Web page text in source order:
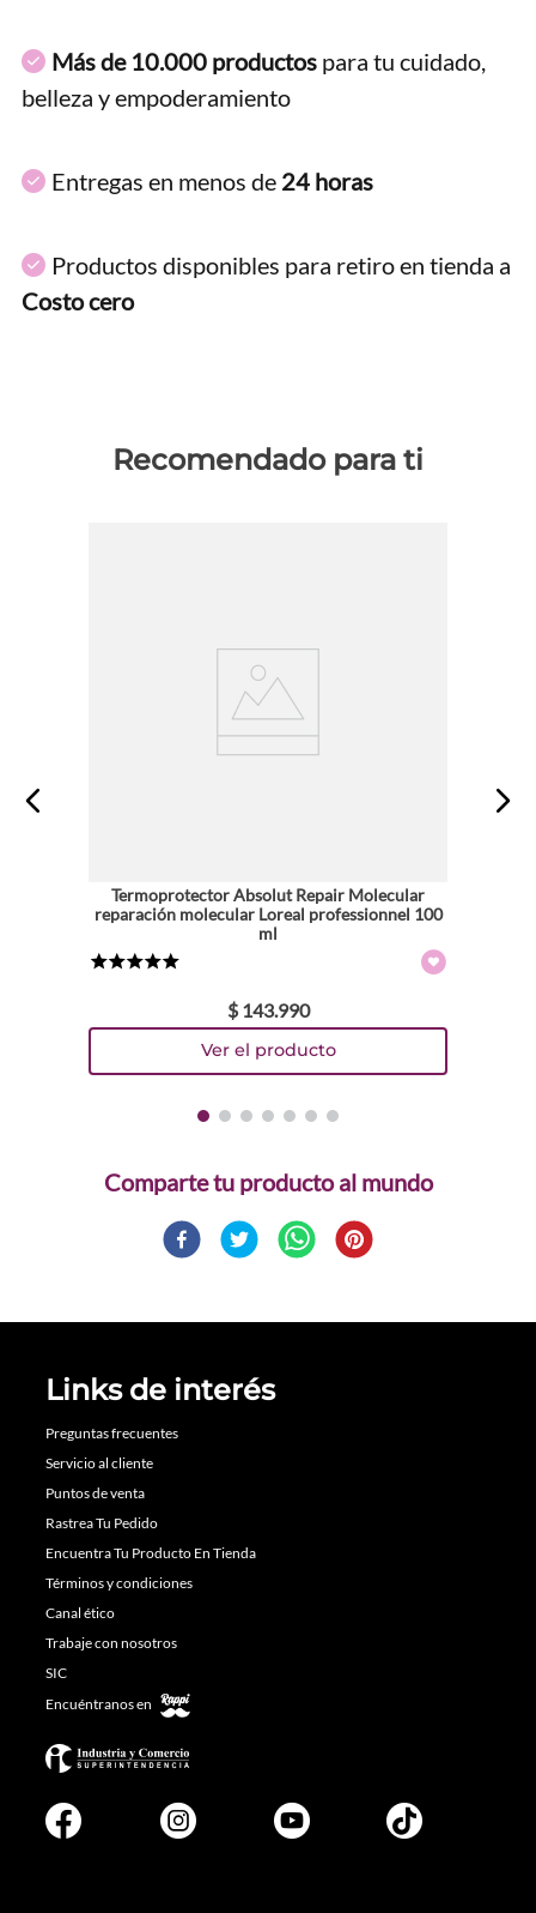
Más de 10.000 productos para tu cuidado,
belleza y empoderamiento
Entregas en menos de 24 horas
Productos disponibles para retiro en tienda a
Costo cero
Recomendado para ti
Termoprotector Absolut Repair Molecular
reparación molecular Loreal professionnel 100
ml
$ 143.990
Comparte
Links de interés
Preguntas frecuentes
Servicio al cliente
Puntos de venta
Rastrea Tu Pedido
Encuentra Tu Producto En Tienda
Términos y condiciones
Canal ético
Trabaje con nosotros
SIC
Encuéntranos en